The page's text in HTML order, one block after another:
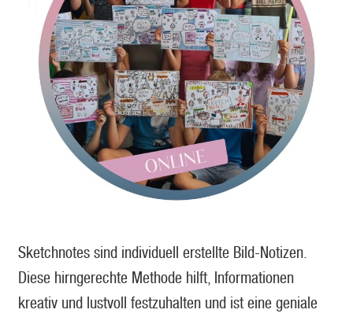
Sketchnotes sind individuell erstellte Bild-Notizen.
Diese hirngerechte Methode hilft, Informationen
kreativ und lustvoll festzuhalten und ist eine geniale